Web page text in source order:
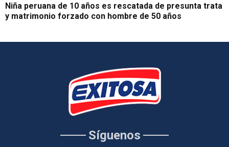
Niña peruana de 10 años es rescatada de presunta trata
y matrimonio forzado con hombre de 50 años
Síguenos